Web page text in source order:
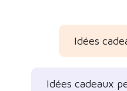
Idées
Idées cadeaux